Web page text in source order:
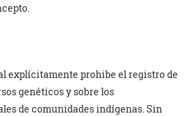
explícitamente prohibe el registro de
genéticos y sobre los
de comunidades indígenas. Sin